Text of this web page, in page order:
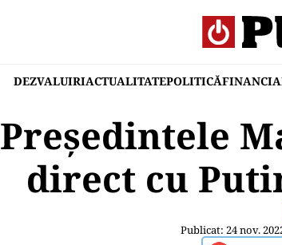
DEZVALUIRIACTUALITATEPOLITICĂ
Președintele
direct cu
Publicat: 24 nov.